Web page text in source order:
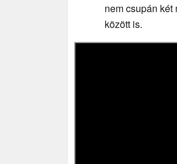
nem csupán két
között is.